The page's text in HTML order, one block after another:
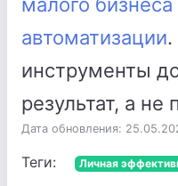
автоматизации.
инструменты
результат, а не
Дата обновления:
Теги: Личная